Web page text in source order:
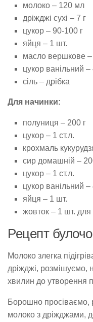
молоко – 120 мл
дріжджі сухі – 7 г
цукор – 90-100 г
яйця – 1 шт.
масло вершкове –
цукор ванільний –
сіль – дрібка
Для начинки:
полуниця – 200 г
цукор – 1 ст.л.
крохмаль
сир домашній –
цукор – 1 ст.л.
цукор ванільний –
яйця – 1 шт.
жовток – 1 шт. для
Рецепт
Молоко злегка
дріжджі, розмішуємо,
хвилин до утворення
Борошно просіваємо,
молоко з дріжджами,